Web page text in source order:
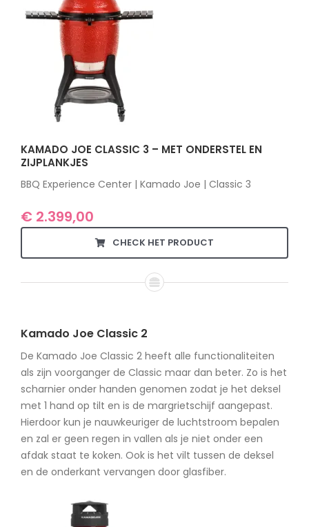
KAMADO JOE CLASSIC 3 – MET ONDERSTEL EN
ZIJPLANKJES
BBQ Experience Center | Kamado Joe | Classic 3
€2.399,00
CHECK HET PRODUCT
Kamado Joe Classic 2
De Kamado Joe Classic 2 heeft alle functionaliteiten
als zijn voorganger de Classic maar dan beter. Zo is het
scharnier onder handen genomen zodat je het deksel
met 1 hand op tilt en is de margrietschijf aangepast.
Hierdoor kun je nauwkeuriger de luchtstroom bepalen
en zal er geen regen in vallen als je niet onder een
afdak staat te koken. Ook is het vilt tussen de deksel
en de onderkant vervangen door glasfiber.